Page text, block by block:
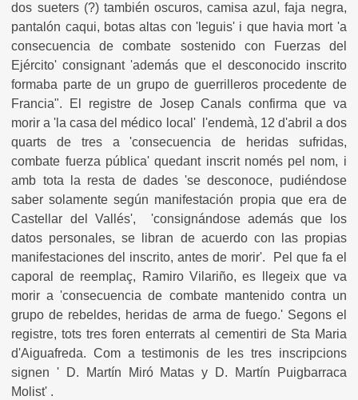
dos sueters (?) también oscuros, camisa azul, faja negra,
pantalón caqui, botas altas con 'leguis' i que havia mort 'a
consecuencia de combate sostenido con Fuerzas del
Ejército' consignant 'además que el desconocido inscrito
formaba parte de un grupo de guerrilleros procedente de
Francia". El registre de Josep Canals confirma que va
morir a 'la casa del médico local' l'endemà, 12 d'abril a dos
quarts de tres a 'consecuencia de heridas sufridas,
combate fuerza pública' quedant inscrit només pel nom, i
amb tota la resta de dades 'se desconoce, pudiéndose
saber solamente según manifestación propia que era de
Castellar del Vallés', 'consignándose además que los
datos personales, se libran de acuerdo con las propias
manifestaciones del inscrito, antes de morir'. Pel que fa el
caporal de reemplaç, Ramiro Vilariño, es llegeix que va
morir a 'consecuencia de combate mantenido contra un
grupo de rebeldes, heridas de arma de fuego.' Segons el
registre, tots tres foren enterrats al cementiri de Sta Maria
d'Aiguafreda. Com a testimonis de les tres inscripcions
signen ' D. Martín Miró Matas y D. Martín Puigbarraca
Molist' .